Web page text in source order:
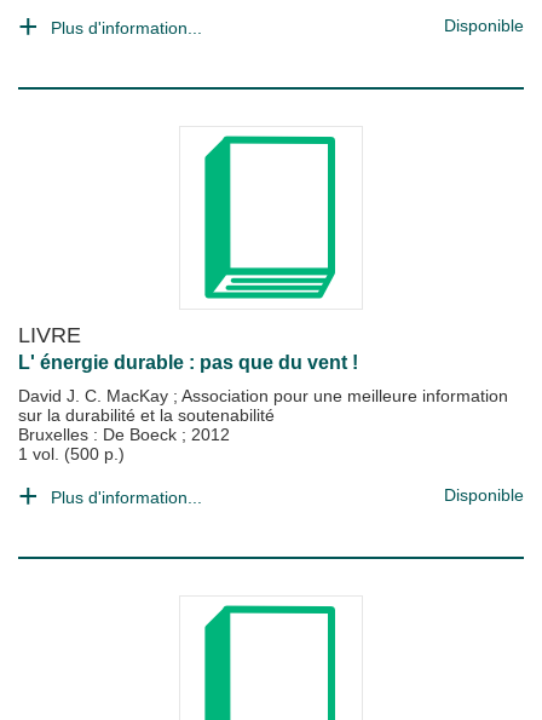
Plus d'information... Disponible
LIVRE
L' énergie durable : pas que du vent !
David J. C. MacKay ; Association pour une meilleure information
sur la durabilité et la soutenabilité
Bruxelles : De Boeck ; 2012
1 vol. (500 p.)
Plus d'information... Disponible